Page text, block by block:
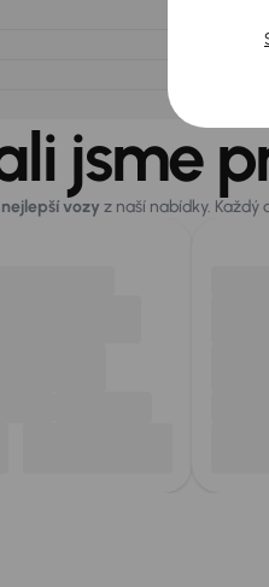
jsme
nejlepší vozy z naší nabídky. Každý